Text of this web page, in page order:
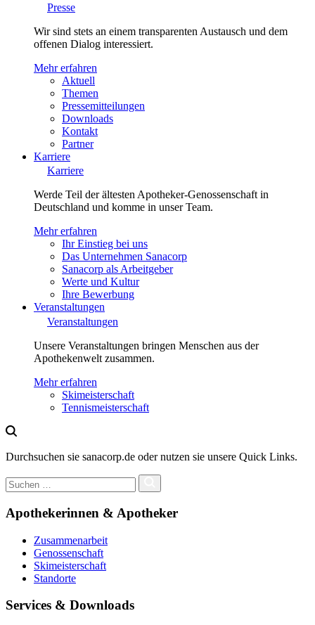
Presse
Wir sind stets an einem transparenten Austausch und dem
offenen Dialog interessiert.
Mehr erfahren
Aktuell
Themen
Pressemitteilungen
Downloads
Kontakt
Partner
Karriere
Karriere
Werde Teil der ältesten Apotheker-Genossenschaft in
Deutschland und komme in unser Team.
Mehr erfahren
Ihr Einstieg bei uns
Das Unternehmen Sanacorp
Sanacorp als Arbeitgeber
Werte und Kultur
Ihre Bewerbung
Veranstaltungen
Veranstaltungen
Unsere Veranstaltungen bringen Menschen aus der
Apothekenwelt zusammen.
Mehr erfahren
Skimeisterschaft
Tennismeisterschaft
Durchsuchen sie sanacorp.de oder nutzen sie unsere Quick Links.
Apothekerinnen & Apotheker
Zusammenarbeit
Genossenschaft
Skimeisterschaft
Standorte
Services & Downloads